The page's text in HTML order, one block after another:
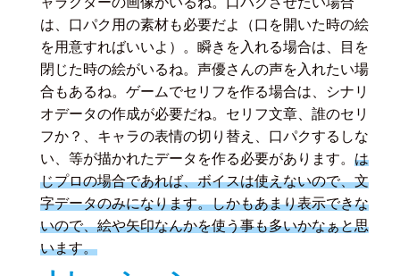
は、口パク用の素材も必要だよ（口を開いた時の絵
を用意すればいいよ）。瞬きを入れる場合は、目を
閉じた時の絵がいるね。声優さんの声を入れたい場
合もあるね。ゲームでセリフを作る場合は、シナリ
オデータの作成が必要だね。セリフ文章、誰のセリ
フか？、キャラの表情の切り替え、口パクするしな
い、等が描かれたデータを作る必要があります。は
じプロの場合であれば、ボイスは使えないので、文
字データのみになります。しかもあまり表示できな
いので、絵や矢印なんかを使う事も多いかなぁと思
います。